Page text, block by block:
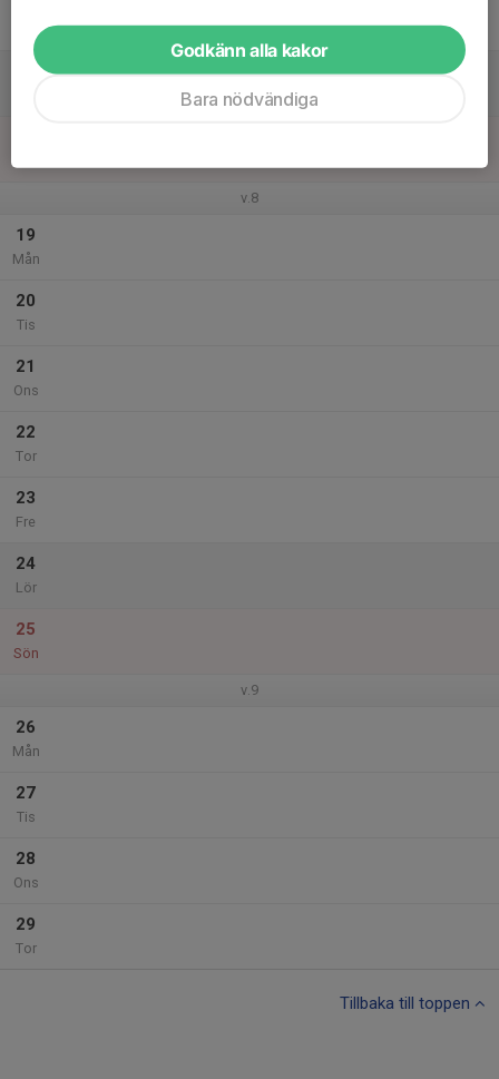
v.8
19
Mån
20
Tis
21
Ons
22
Tor
23
Fre
24
Lör
25
Sön
v.9
26
Mån
27
Tis
28
Ons
29
Tor
Tillbaka till toppen
Godkänn alla kakor
Bara nödvändiga